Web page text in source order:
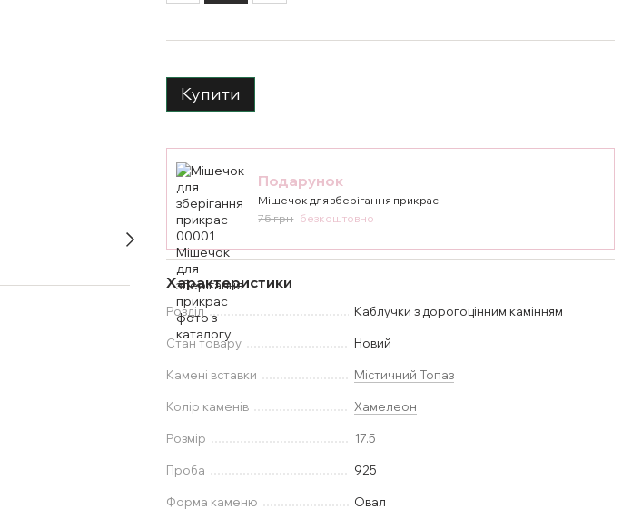
Купити
Подарунок
Мішечок для зберігання прикрас
75 грн безкоштовно
Характеристики
Розділ Каблучки з дорогоцінним камінням
Стан товару Новий
Камені вставки Містичний Топаз
Колір каменів Хамелеон
Розмір 17.5
Проба 925
Форма каменю Овал